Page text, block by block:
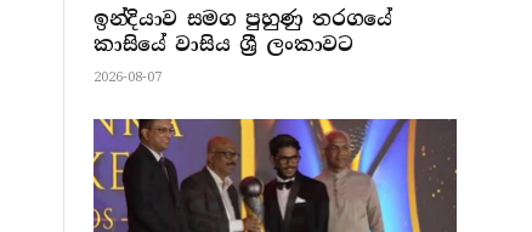
ඉන්දියාව සමග පුහුණු තරගයේ
කාසියේ වාසිය ශ්‍රී ලංකාවට
2026-08-07